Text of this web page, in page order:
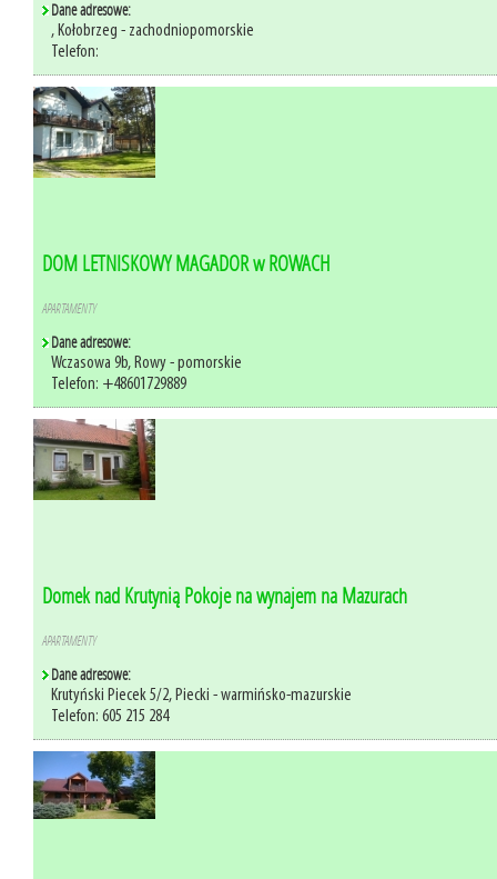
Dane adresowe:
, Kołobrzeg - zachodniopomorskie
Telefon:
DOM LETNISKOWY MAGADOR w ROWACH
APARTAMENTY
Dane adresowe:
Wczasowa 9b, Rowy - pomorskie
Telefon: +48601729889
Domek nad Krutynią Pokoje na wynajem na Mazurach
APARTAMENTY
Dane adresowe:
Krutyński Piecek 5/2, Piecki - warmińsko-mazurskie
Telefon: 605 215 284